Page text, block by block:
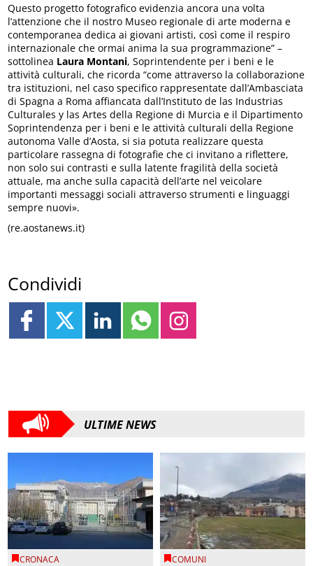
Questo progetto fotografico evidenzia ancora una volta
l’attenzione che il nostro Museo regionale di arte moderna e
contemporanea dedica ai giovani artisti, così come il respiro
internazionale che ormai anima la sua programmazione” –
sottolinea Laura Montani, Soprintendente per i beni e le
attività culturali, che ricorda “come attraverso la collaborazione
tra istituzioni, nel caso specifico rappresentate dall’Ambasciata
di Spagna a Roma affiancata dall’Instituto de las Industrias
Culturales y las Artes della Regione di Murcia e il Dipartimento
Soprintendenza per i beni e le attività culturali della Regione
autonoma Valle d’Aosta, si sia potuta realizzare questa
particolare rassegna di fotografie che ci invitano a riflettere,
non solo sui contrasti e sulla latente fragilità della società
attuale, ma anche sulla capacità dell’arte nel veicolare
importanti messaggi sociali attraverso strumenti e linguaggi
sempre nuovi».
(re.aostanews.it)
Condividi
ULTIME NEWS
CRONACA COMUNI